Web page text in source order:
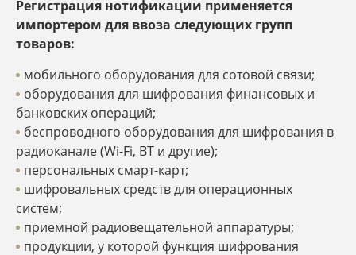
Регистрация нотификации применяется
импортером для ввоза следующих групп
товаров:
мобильного оборудования для сотовой связи;
оборудования для шифрования финансовых и
банковских операций;
беспроводного оборудования для шифрования в
радиоканале (Wi-Fi, ВТ и другие);
персональных смарт-карт;
шифровальных средств для операционных
систем;
приемной радиовещательной аппаратуры;
продукции, у которой функция шифрования